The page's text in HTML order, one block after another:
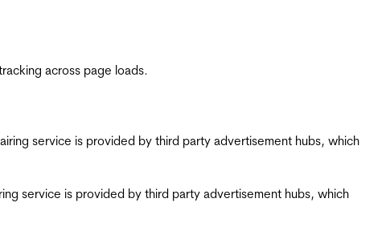
across page loads.
service is provided by third party advertisement hubs, which
service is provided by third party advertisement hubs, which